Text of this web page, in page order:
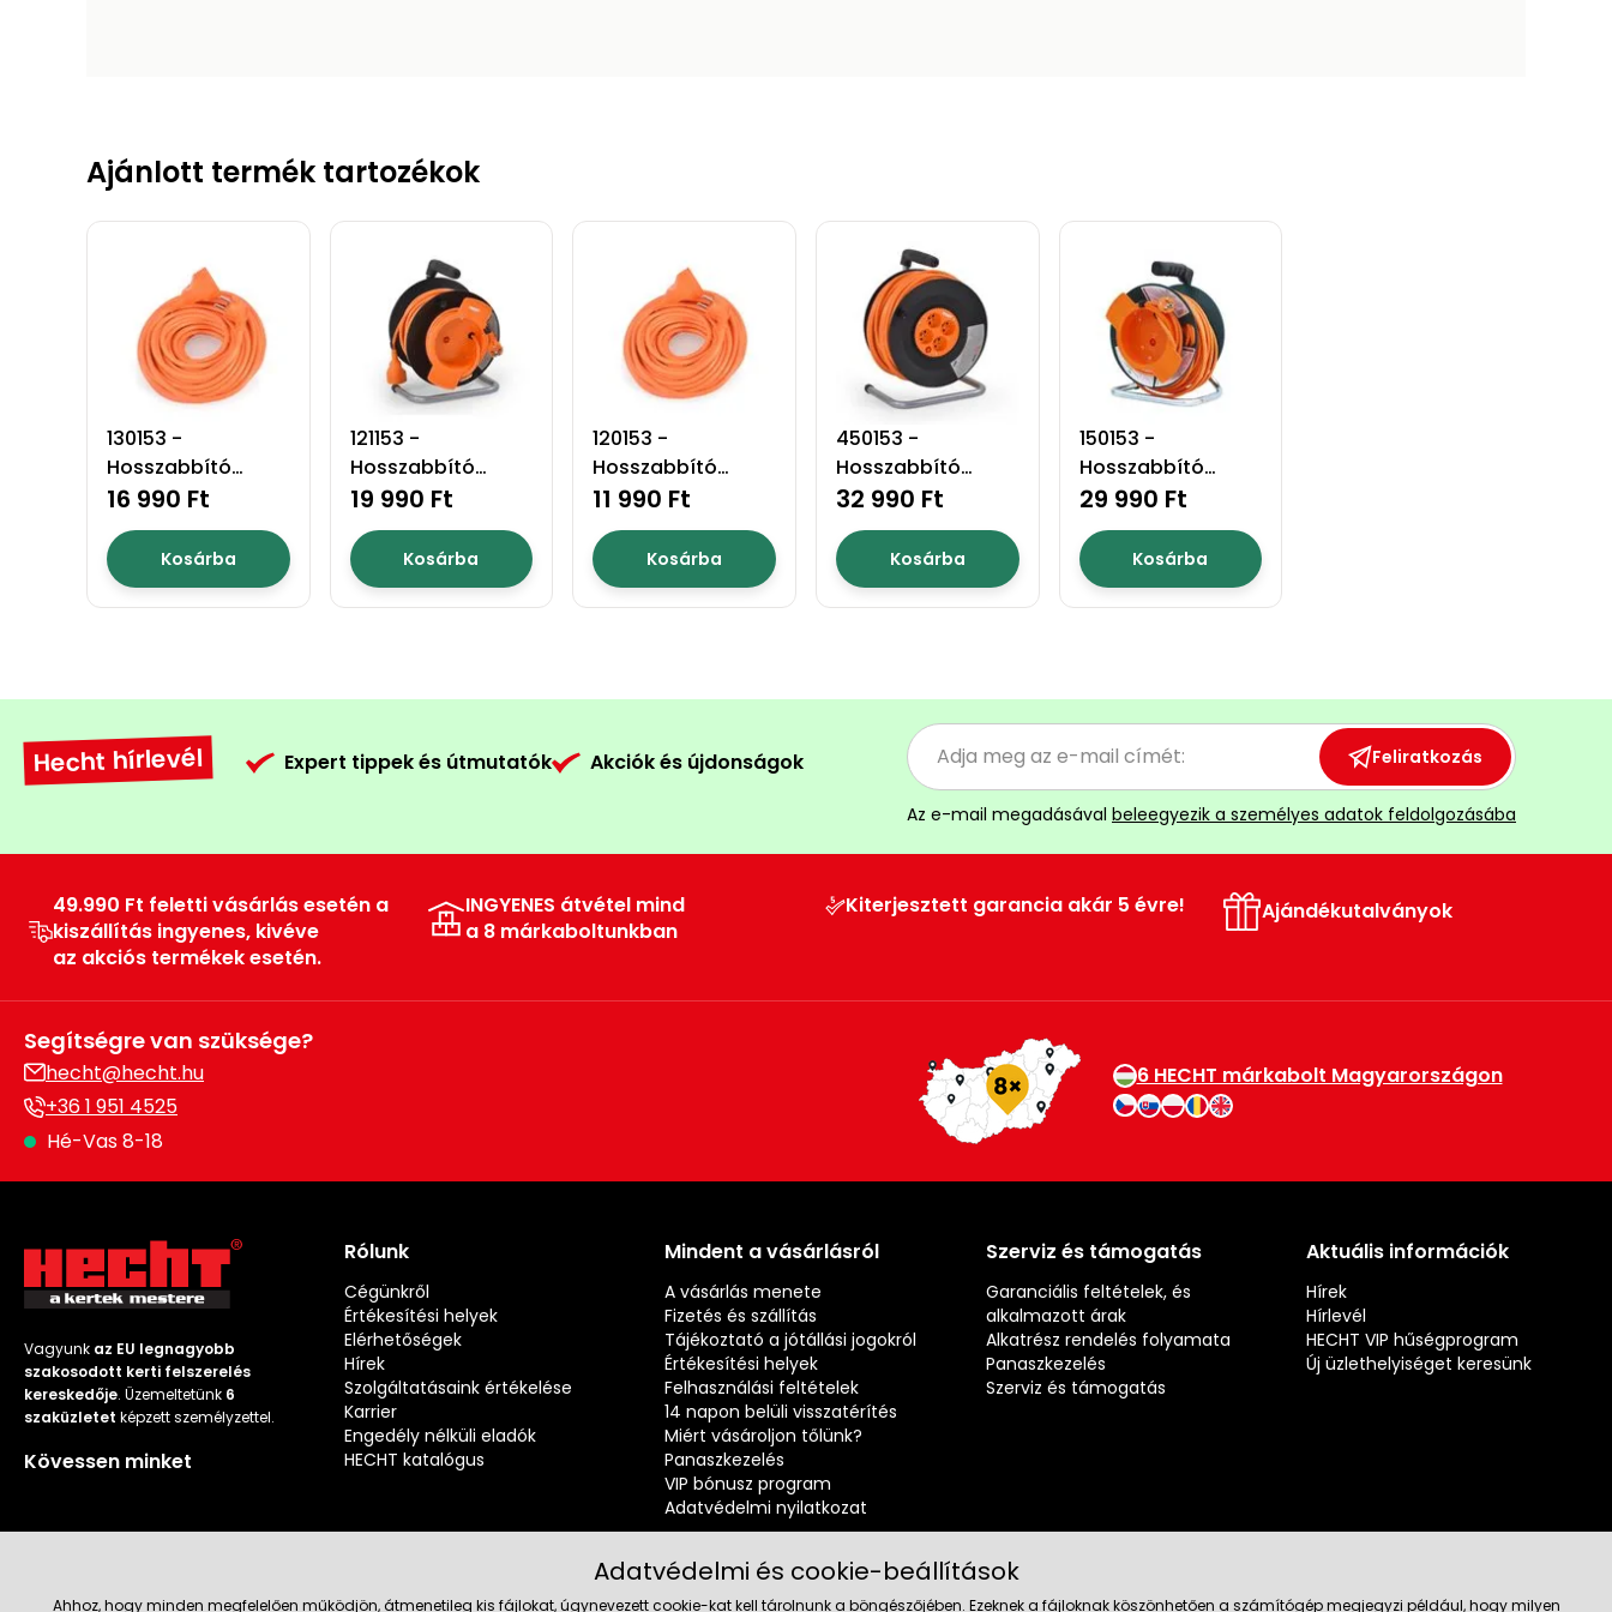
Ajánlott termék tartozékok
130153 -
Hosszabbító
kábel - 30
méteres
16 990 Ft
Kosárba
121153 -
Hosszabbító
dobbal - 20
méteres
19 990 Ft
Kosárba
120153 -
Hosszabbító
kábel - 20
méteres
11 990 Ft
Kosárba
450153 -
Hosszabbító
dobbal - 50
méteres
32 990 Ft
Kosárba
150153 -
Hosszabbító
dobbal - 50
méteres
29 990 Ft
Kosárba
Hecht hírlevél Expert tippek és útmutatók Akciók és újdonságok Feliratkozás
Az e-mail megadásával beleegyezik a személyes adatok feldolgozásába
49.990 Ft feletti vásárlás esetén a
kiszállítás ingyenes, kivéve
az akciós termékek esetén.
INGYENES átvétel mind
a 8 márkaboltunkban
Kiterjesztett garancia akár 5 évre! Ajándékutalványok
Segítségre van szüksége?
hecht@hecht.hu
+36 1 951 4525
Hé-Vas 8-18
6 HECHT márkabolt Magyarországon
Vagyunk az EU legnagyobb
szakosodott kerti felszerelés
kereskedője. Üzemeltetünk 6
szaküzletet képzett személyzettel.
Kövessen minket
Rólunk
Cégünkről
Értékesítési helyek
Elérhetőségek
Hírek
Szolgáltatásaink értékelése
Karrier
Engedély nélküli eladók
HECHT katalógus
Mindent a vásárlásról
A vásárlás menete
Fizetés és szállítás
Tájékoztató a jótállási jogokról
Értékesítési helyek
Felhasználási feltételek
14 napon belüli visszatérítés
Miért vásároljon tőlünk?
Panaszkezelés
VIP bónusz program
Adatvédelmi nyilatkozat
Szerviz és támogatás
Garanciális feltételek, és
alkalmazott árak
Alkatrész rendelés folyamata
Panaszkezelés
Szerviz és támogatás
Aktuális információk
Hírek
Hírlevél
HECHT VIP hűségprogram
Új üzlethelyiséget keresünk
Adatvédelmi és cookie-beállítások
Ahhoz, hogy minden megfelelően működjön, átmenetileg kis fájlokat, úgynevezett cookie-kat kell tárolnunk a böngészőjében. Ezeknek a fájloknak köszönhetően a számítógép megjegyzi például, hogy milyen